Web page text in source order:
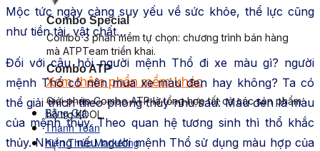
Combo Special
Combo 3 phần mềm tự chọn: chương trình bán hàng
mà ATPTeam triển khai.
Xem thêm phần mềm khác
Xem thêm phần mềm khác
Bảng Giá
Thanh Toán
Kiến Thức Marketing
Combo ATP
Giải pháp Combo ATP là tổng hợp tất cả các sản phẩm
hỗ trợ KDOL.
Mộc tức ngày càng suy yếu về sức khỏe, thể lực cũng
như tiền tài, vật chất…
Đối với câu hỏi người mệnh Thổ đi xe màu gì? người
mệnh Thổ có nên mua xe màu đen hay không? Ta có
thể giải thích theo phong thủy như sau: Màu đen là màu
của mệnh thủy. Theo quan hệ tương sinh thì thổ khắc
thủy. Nhưng nếu người mệnh Thổ sử dụng màu hợp của